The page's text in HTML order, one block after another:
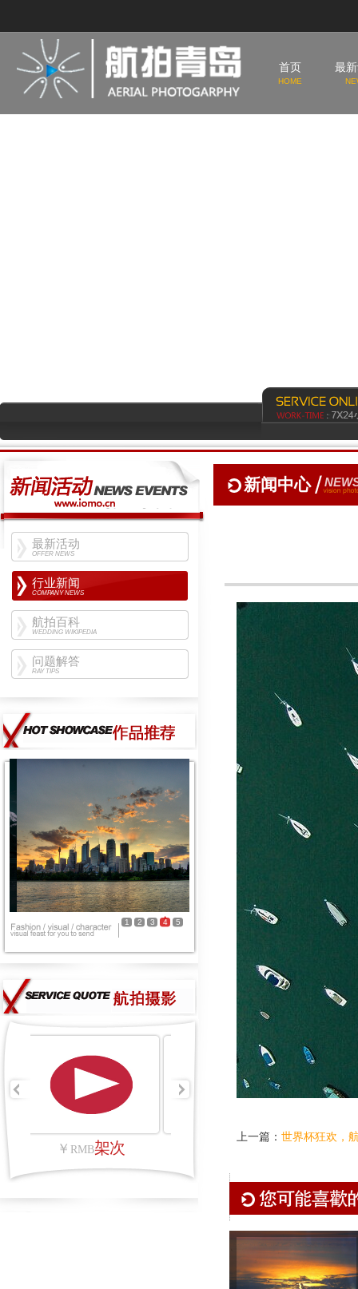
首页
HOME
最
最新活动
OFFER NEWS
行业新闻
COMPANY NEWS
航拍百科
WEDDING WIKIPEDIA
问题解答
RAY TIPS
1 2 3 4 5
￥RMB架次 平方公里
新闻中心
上一篇： 世界杯狂欢，